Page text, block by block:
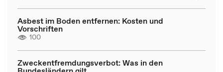
Asbest im Boden entfernen: Kosten und
Vorschriften
100
Zweckentfremdungsverbot: Was in den